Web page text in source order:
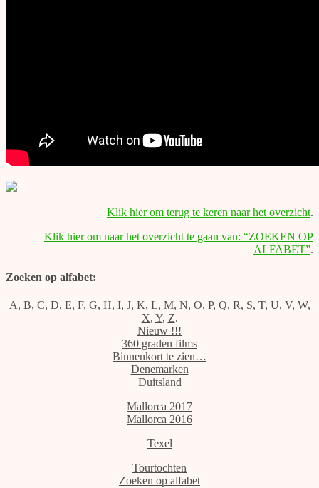
Klik hier om terug te keren naar het overzicht.
Klik hier om naar het overzicht te gaan van: “ZOEKEN OP
ALFABET”.
Zoeken op alfabet:
A, B, C, D, E, F, G, H, I, J, K, L, M, N, O, P, Q, R, S, T, U, V, W,
X, Y, Z.
Nieuw !!!
360 graden films
Binnenkort te zien…
Denemarken
Duitsland
Mallorca 2017
Mallorca 2016
Texel
Tourtochten
Zoeken op alfabet